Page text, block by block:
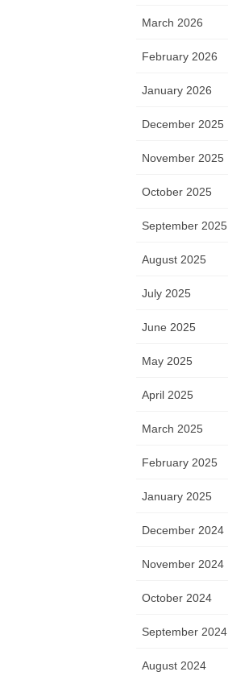
March 2026
February 2026
January 2026
December 2025
November 2025
October 2025
September 2025
August 2025
July 2025
June 2025
May 2025
April 2025
March 2025
February 2025
January 2025
December 2024
November 2024
October 2024
September 2024
August 2024